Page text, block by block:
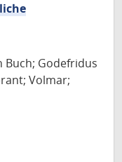
Buch; Godefridus
Volmar;